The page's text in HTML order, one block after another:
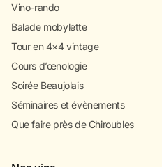
Vino-rando
Balade mobylette
Tour en 4×4 vintage
Cours d’œnologie
Soirée Beaujolais
Séminaires et évènements
Que faire près de Chiroubles